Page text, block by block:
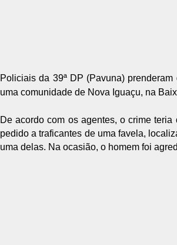
Policiais da 39ª DP (Pavuna)
uma comunidade de Nova Iguaçu, na
De acordo com os agentes, o crime
pedido a traficantes de uma favela,
uma delas. Na ocasião, o homem foi